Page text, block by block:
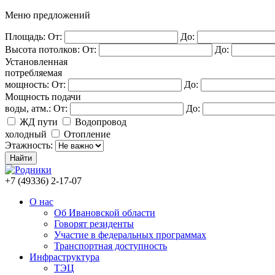
Меню предложений
Площадь: От:
До:
Высота потолков: От:
До:
Установленная
потребляемая
мощность: От:
До:
Мощность подачи
воды, атм.: От:
До:
ЖД пути
Водопровод
холодный
Отопление
Этажность:
+7 (49336) 2-17-07
О нас
Об Ивановской области
Говорят резиденты
Участие в федеральных программах
Транспортная доступность
Инфраструктура
ТЭЦ